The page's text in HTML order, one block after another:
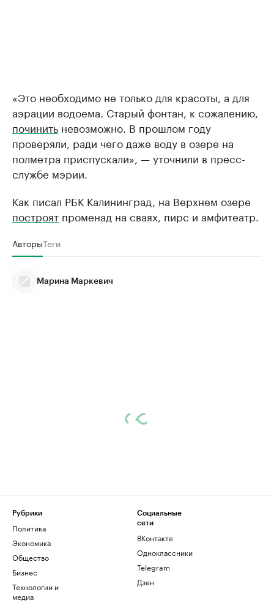
«Это необходимо не только для красоты, а для
аэрации водоема. Старый фонтан, к сожалению,
починить невозможно. В прошлом году
проверяли, ради чего даже воду в озере на
полметра приспускали», — уточнили в пресс-
службе мэрии.
Как писал РБК Калининград, на Верхнем озере
построят променад на сваях, пирс и амфитеатр.
АвторыТеги
Марина Маркевич
Рубрики
Политика
Экономика
Общество
Бизнес
Технологии и
медиа
Социальные
сети
ВКонтакте
Одноклассники
Telegram
Дзен